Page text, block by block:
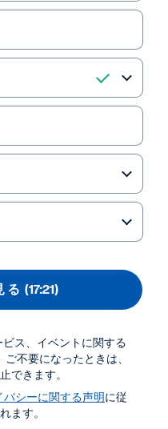
2021
化学様
EXPERIENCE 2021
る (17:21)
ス、イベントに関する
不要になったときは、
できます。
バシーに関する声明に従
ます。